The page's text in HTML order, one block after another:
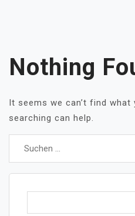
Nothing
It seems we can’t find what
searching can help.
Suchen
nach: